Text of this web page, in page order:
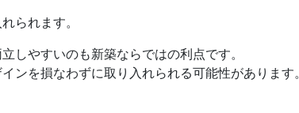
られます。
しやすいのも新築ならではの利点です。
ンを損なわずに取り入れられる可能性があります。